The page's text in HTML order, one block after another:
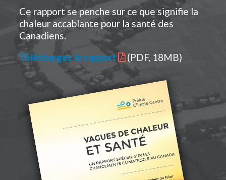
Ce rapport se penche sur ce que signifie la
chaleur accablante pour la santé des
Canadiens.
Téléchargez le rapport
(PDF, 18MB)